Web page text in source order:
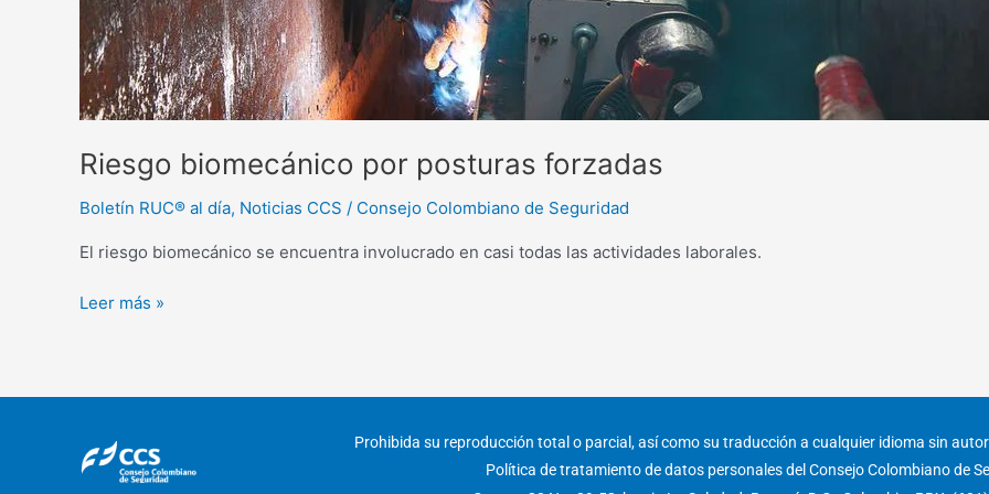
Riesgo biomecánico por posturas forzadas
Boletín RUC® al día, Noticias CCS / Consejo Colombiano de Seguridad
El riesgo biomecánico se encuentra involucrado en casi todas las actividades laborales.
Leer más »
Prohibida su reproducción total o parcial, así como su traducción a cualquier idioma sin
Política de tratamiento de datos personales del Consejo Colombiano de